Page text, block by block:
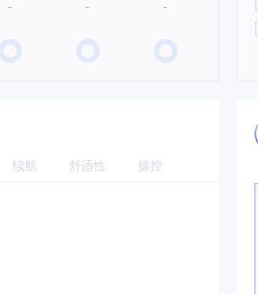
-
-
-
续航 舒适性 操控